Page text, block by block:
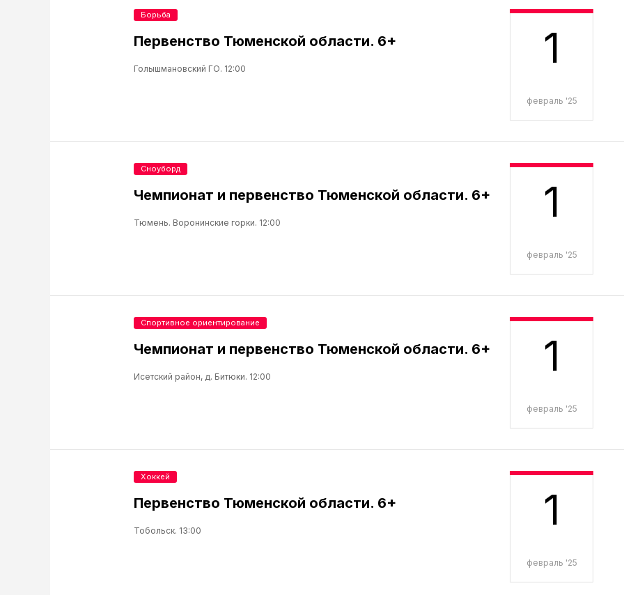
1
февраль '25
Первенство Тюменской области. 6+
Голышмановский ГО. 12:00
Борьба
1
февраль '25
Чемпионат и первенство Тюменской области. 6+
Тюмень. Воронинские горки. 12:00
Сноуборд
1
февраль '25
Чемпионат и первенство Тюменской области. 6+
Исетский район, д. Битюки. 12:00
Спортивное ориентирование
1
февраль '25
Первенство Тюменской области. 6+
Тобольск. 13:00
Хоккей